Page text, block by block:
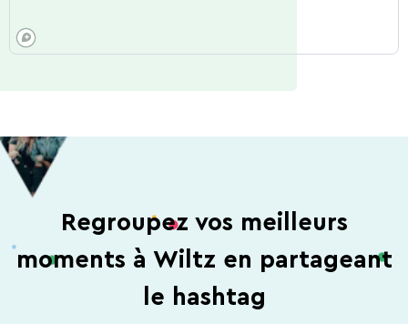
Regroupez vos meilleurs
moments à Wiltz en partageant
le hashtag